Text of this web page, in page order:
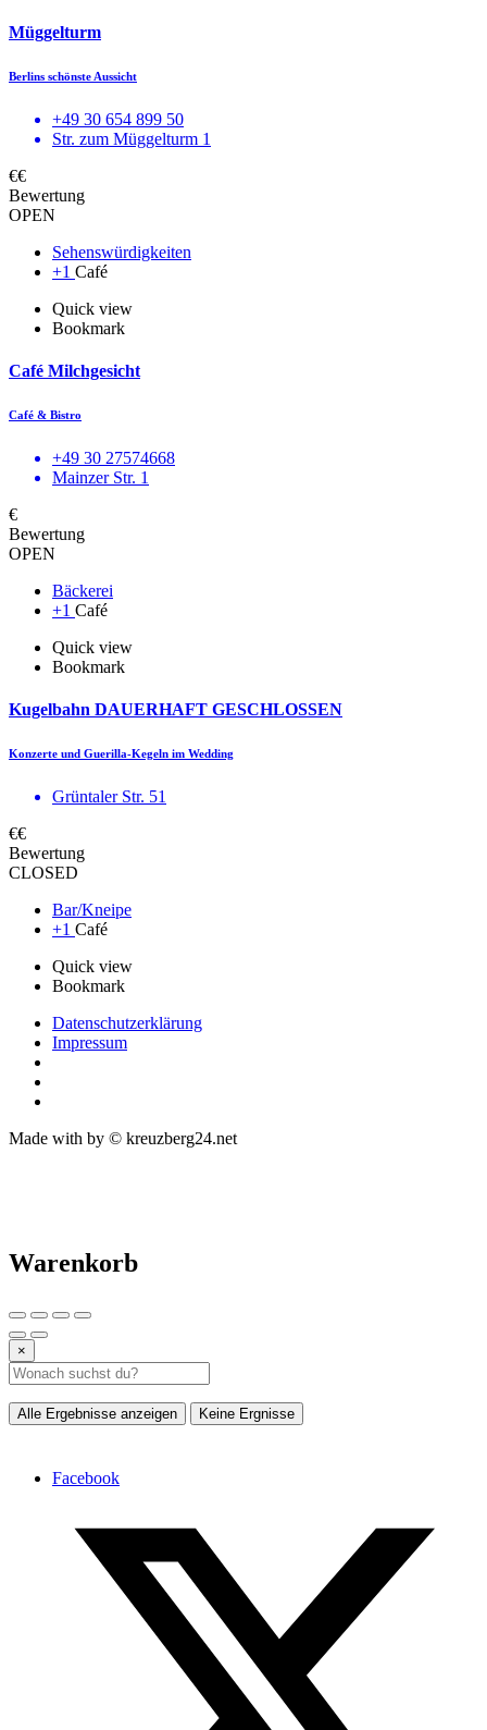
Müggelturm
Berlins schönste Aussicht
+49 30 654 899 50
Str. zum Müggelturm 1
€€
Bewertung
OPEN
Sehenswürdigkeiten
+1 Café
Quick view
Bookmark
Café Milchgesicht
Café & Bistro
+49 30 27574668
Mainzer Str. 1
€
Bewertung
OPEN
Bäckerei
+1 Café
Quick view
Bookmark
Kugelbahn DAUERHAFT GESCHLOSSEN
Konzerte und Guerilla-Kegeln im Wedding
Grüntaler Str. 51
€€
Bewertung
CLOSED
Bar/Kneipe
+1 Café
Quick view
Bookmark
Datenschutzerklärung
Impressum
Made with by © kreuzberg24.net
Warenkorb
×
Alle Ergebnisse anzeigen Keine Ergnisse
Facebook